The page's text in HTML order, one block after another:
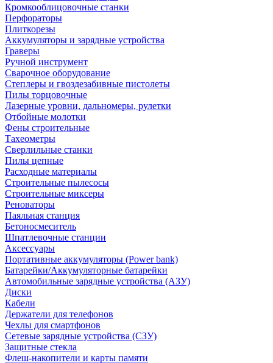
Кромкооблицовочные станки
Перфораторы
Плиткорезы
Аккумуляторы и зарядные устройства
Граверы
Ручной инструмент
Сварочное оборудование
Степлеры и гвоздезабивные пистолеты
Пилы торцовочные
Лазерные уровни, дальномеры, рулетки
Отбойные молотки
Фены строительные
Тахеометры
Сверлильные станки
Пилы цепные
Расходные материалы
Строительные пылесосы
Строительные миксеры
Реноваторы
Паяльная станция
Бетоносмеситель
Шпатлевочные станции
Аксессуары
Портативные аккумуляторы (Power bank)
Батарейки/Аккумуляторные батарейки
Автомобильные зарядные устройства (АЗУ)
Диски
Кабели
Держатели для телефонов
Чехлы для смартфонов
Сетевые зарядные устройства (СЗУ)
Защитные стекла
Флеш-накопители и карты памяти